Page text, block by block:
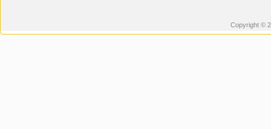
Copyright ©